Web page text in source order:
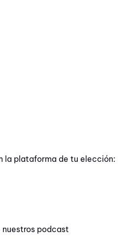
la plataforma de tu elección:
nuestros podcast